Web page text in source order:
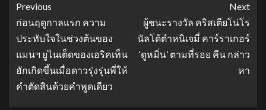
Previous
ก่อนฤดูกาลแรก ความ
ประทับใจในช่วงต้นของ
แมนฯ ยูไนเต็ดของเอริคเท็น
ฮักเกิดขึ้นเมื่อดาวรุ่งรุ่นพี่ให้
คําตัดสินด้วยคําพูดเดียว
Next
ผู้ชนะรางวัล คริสเตียโน่โร
นัลโด้ตําหนิเจมี่ คาร์ราเกอร์
‘ดูหมิ่น’ ตามที่รอย คีน กล่าว
หา